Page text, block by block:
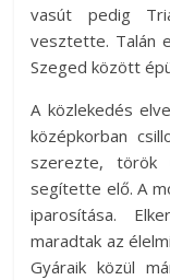
vasút pedig
vesztette. Talán
Szeged között
A közlekedés
középkorban
szerezte, török
segítette elő. A
iparosítása.
maradtak az
Gyáraik közül